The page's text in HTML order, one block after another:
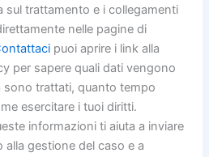
sul trattamento e i collegamenti
nelle pagine di
puoi aprire i link alla
per sapere quali dati vengono
sono trattati, quanto tempo
esercitare i tuoi diritti.
informazioni ti aiuta a inviare
gestione del caso e a